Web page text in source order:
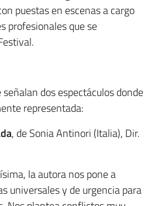
puestas en escenas a cargo
profesionales que se
dos espectáculos donde
representada:
, de Sonia Antinori (Italia), Dir.
la autora nos pone a
universales y de urgencia para